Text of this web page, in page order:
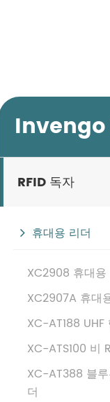
Invengo
RFID 독자
휴대용 리더
XC2908 휴대용
XC2907A 휴대
XC-AT188 UHF
XC-ATS100 비
XC-AT388 블루
더